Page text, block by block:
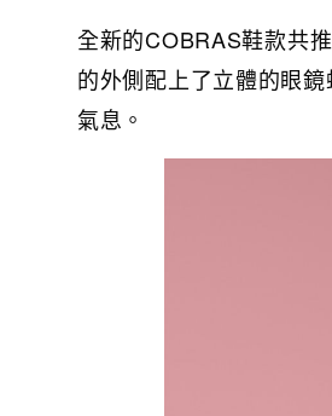
全新的COBRAS鞋款共
的外側配上了立體的眼
氣息。